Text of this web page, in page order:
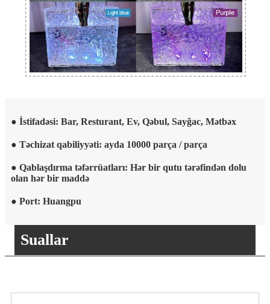
● İstifadəsi: Bar, Resturant, Ev, Qəbul, Sayğac, Mətbəx
● Təchizat qabiliyyəti: ayda 10000 parça / parça
● Qablaşdırma təfərrüatları: Hər bir qutu tərəfindən dolu
olan hər bir maddə
● Port: Huangpu
Suallar